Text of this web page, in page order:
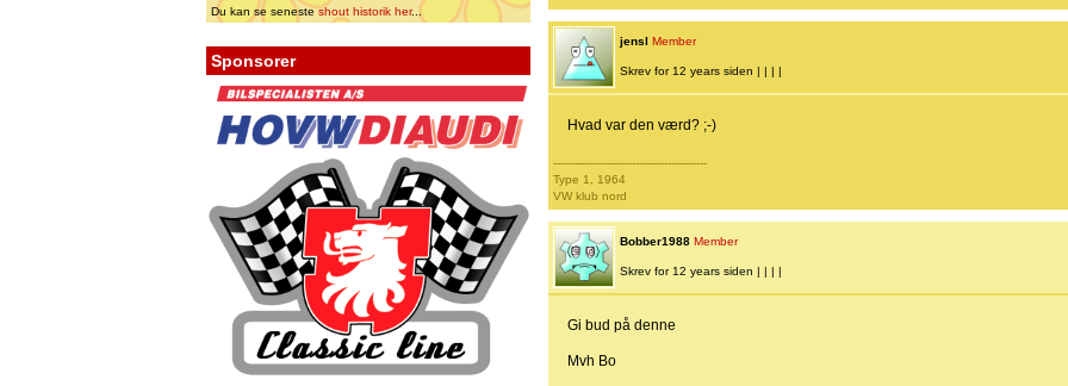
Du kan se senesteshout historik her...
Sponsorer
jensl Member
Skrev for 12 years siden | | | |
Hvad var den værd? ;-)
-------------------------------------------
Type 1, 1964
VW klub nord
Bobber1988 Member
Skrev for 12 years siden | | | |
Gi bud på denne
Mvh Bo